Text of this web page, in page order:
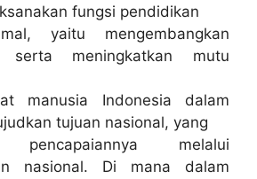
fungsi pendidikan
yaitu mengembangkan
serta meningkatkan mutu
manusia Indonesia dalam
tujuan nasional, yang
pencapaiannya melalui
nasional. Di mana dalam